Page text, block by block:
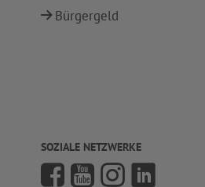
Bürgergeld
SOZIALE NETZWERKE